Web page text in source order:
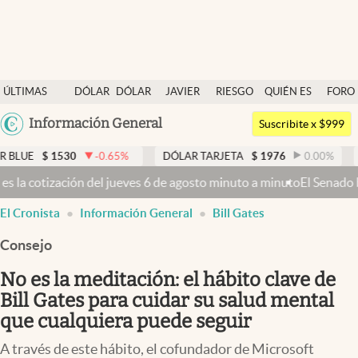
ÚLTIMAS
NOTICIAS
DÓLAR
DÓLAR
JAVIER
RIESGO
QUIÉN ES
QUIÉN
FORO
Argentina
México
Información General
Dólar
Members
Economía y Política
Finanzas y Mercados
Mercados Online
Negocios
Columnistas
Otras secciones
Suscribite x $999
-0.65% DÓLAR TARJETA $ 1976 0.00 % DÓLAR MEP
6 de agosto minuto a minutoEl Senado busca aprobar la Ley de
El Cronista Información General Bill Gates
Consejo
No es la meditación: el hábito clave de
Bill Gates para cuidar su salud mental
que cualquiera puede seguir
A través de este hábito, el cofundador de Microsoft